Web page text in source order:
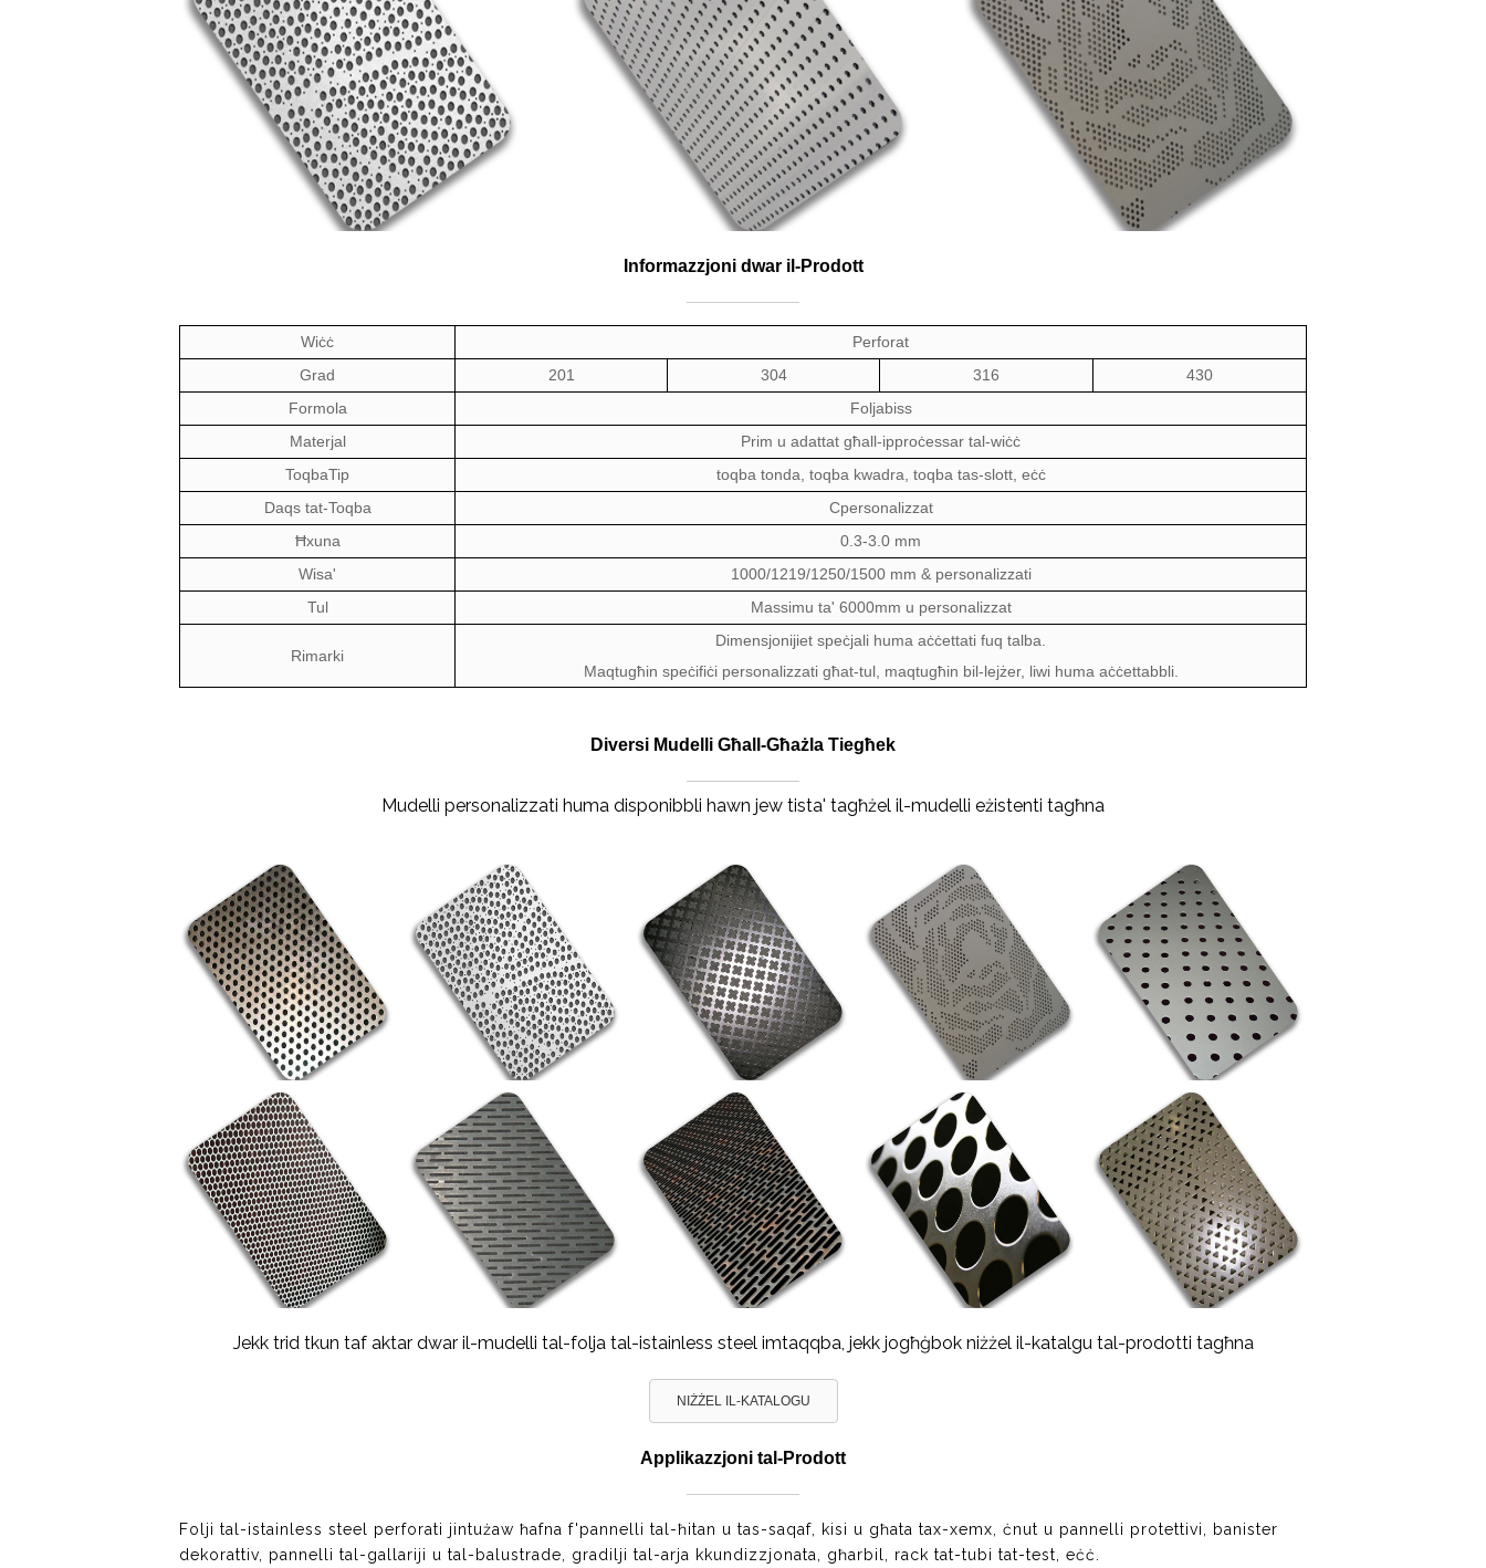
Informazzjoni dwar il-Prodott
Wiċċ
Perforat
Grad
201 304 316
430
Formola
Foljabiss
Materjal
Prim u adattat għall-ipproċessar tal-wiċċ
ToqbaTip toqba tonda, toqba kwadra, toqba tas-slott, eċċ
Daqs tat-Toqba
Cpersonalizzat
Ħxuna
0.3-3.0 mm
Wisa'
1000/1219/1250/1500 mm & personalizzati
Tul
Massimu ta' 6000mm u personalizzat
Rimarki
Dimensjonijiet speċjali huma aċċettati fuq talba.
Maqtugħin speċifiċi personalizzati għat-tul, maqtugħin bil-lejżer, liwi huma aċċettabbli.
Diversi Mudelli Għall-Għażla Tiegħek
Mudelli personalizzati huma disponibbli hawn jew tista' tagħżel il-mudelli eżistenti tagħna
Jekk trid tkun taf aktar dwar il-mudelli tal-folja tal-istainless steel imtaqqba, jekk jogħġbok niżżel il-katalgu tal-prodotti tagħna
NIŻŻEL IL-KATALOGU
Applikazzjoni tal-Prodott
Folji tal-istainless steel perforati jintużaw ħafna f'pannelli tal-ħitan u tas-saqaf, kisi u għata tax-xemx, ċnut u pannelli protettivi, banister
dekorattiv, pannelli tal-gallariji u tal-balustrade, gradilji tal-arja kkundizzjonata, għarbil, rack tat-tubi tat-test, eċċ.